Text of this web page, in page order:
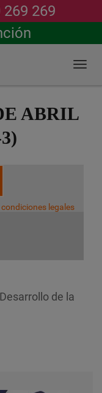
269 269
Buscar
ABRIL
condiciones legales
de la